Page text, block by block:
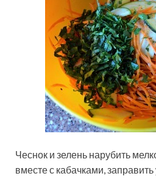
Чеснок и зелень нарубить
вместе с кабачками,